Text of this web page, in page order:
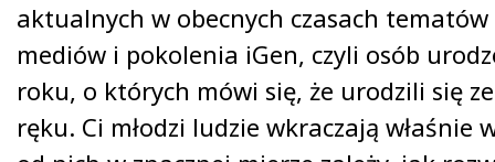
aktualnych w obecnych czasach
mediów i pokolenia iGen, czyli osób
roku, o których mówi się, że urodzili się
ręku. Ci młodzi ludzie wkraczają właśnie